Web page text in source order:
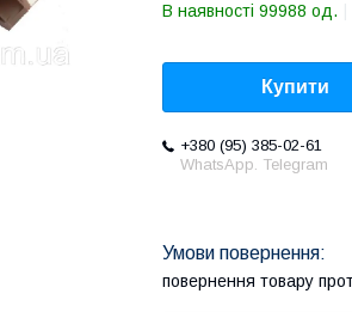
В наявності 99988 од.
Купити
+380 (95) 385-02-61
WhatsApp. Telegram
повернення товару